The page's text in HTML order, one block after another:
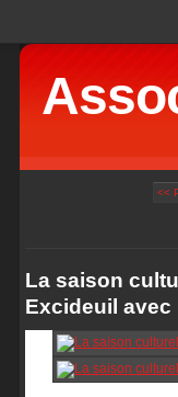
<<
La saison
Excideuil avec